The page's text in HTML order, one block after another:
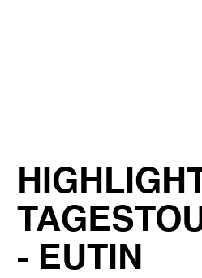
- EUTIN